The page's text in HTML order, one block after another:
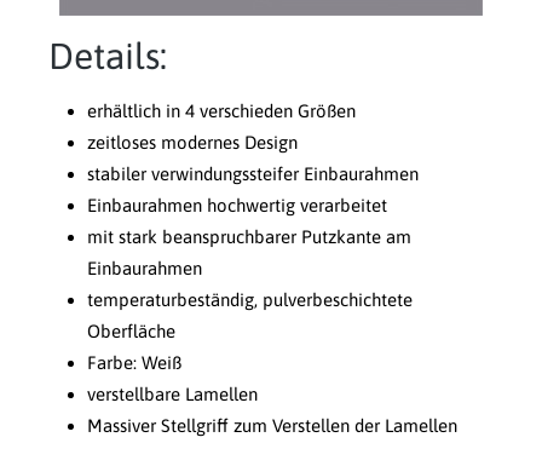
Details:
erhältlich in 4 verschieden Größen
zeitloses modernes Design
stabiler verwindungssteifer Einbaurahmen
Einbaurahmen hochwertig verarbeitet
mit stark beanspruchbarer Putzkante am
Einbaurahmen
temperaturbeständig, pulverbeschichtete
Oberfläche
Farbe: Weiß
verstellbare Lamellen
Massiver Stellgriff zum Verstellen der Lamellen